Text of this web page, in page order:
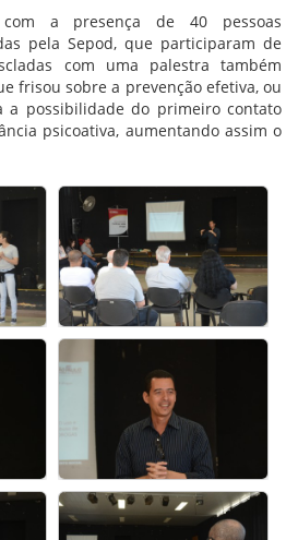
a presença de 40 pessoas
pela Sepod, que participaram de
com uma palestra também
frisou sobre a prevenção efetiva, ou
a possibilidade do primeiro contato
psicoativa, aumentando assim o